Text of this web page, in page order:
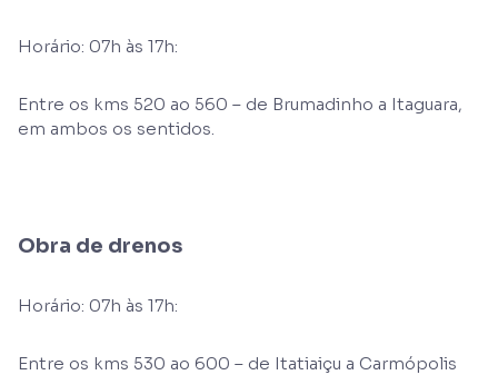
Horário: 07h às 17h:
Entre os kms 520 ao 560 – de Brumadinho a Itaguara,
em ambos os sentidos.
Obra de drenos
Horário: 07h às 17h:
Entre os kms 530 ao 600 – de Itatiaiçu a Carmópolis